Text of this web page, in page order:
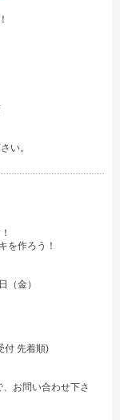
い。
を作ろう！
（金）
付 先着順)
お問い合わせ下さ